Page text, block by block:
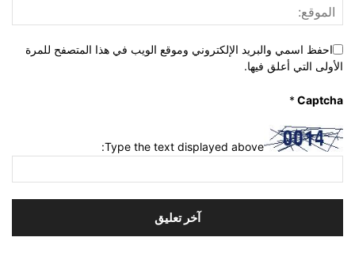
احفظ اسمي والبريد الإلكتروني وموقع الويب في هذا المتصفح للمرة
الأولى التي أعلق فيها.
Captcha
*
Type the text displayed above: